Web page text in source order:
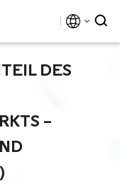
DES D
– W
P